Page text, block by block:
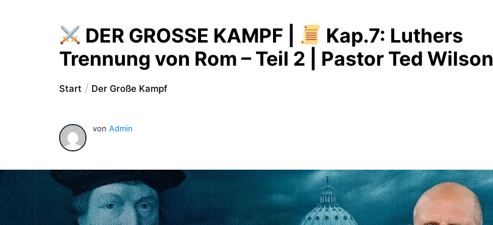
DER GROSSE KAMPF |
Kap.7: Luthers
Trennung von Rom – Teil 2 | Pastor Ted Wilson
Start Der Große Kampf
von Admin